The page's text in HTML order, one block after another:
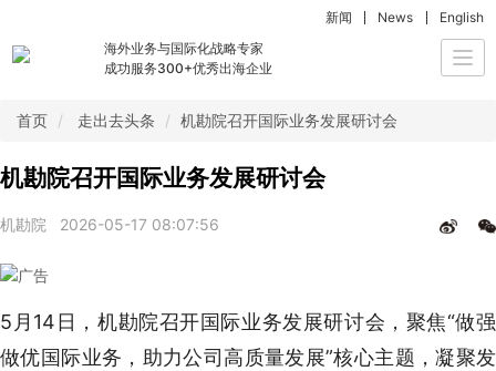
海外业务与国际化战略专家
成功服务300+优秀出海企业
新闻 News English
首页 走出去头条 机勘院召开国际业务发展研讨会
机勘院召开国际业务发展研讨会
机勘院 2026-05-17 08:07:56
5月14日，机勘院召开国际业务发展研讨会，聚焦“做强
做优国际业务，助力公司高质量发展”核心主题，凝聚发